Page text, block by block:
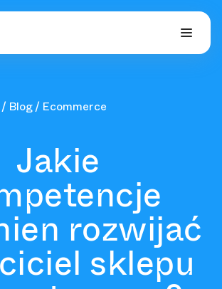
Blog Ecommerce
Jakie
rozwijać
sklepu